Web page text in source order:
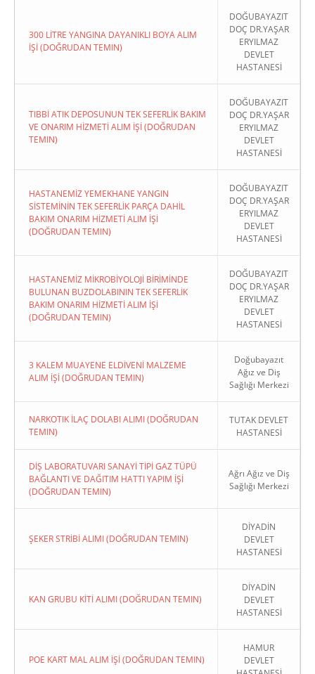
300 LİTRE YANGINA DAYANIKLI BOYA ALIM
İŞİ (DOĞRUDAN TEMIN)
DOĞUBAYAZIT
DOÇ DR.YAŞAR
ERYILMAZ
DEVLET
HASTANESİ
TIBBİ ATIK DEPOSUNUN TEK SEFERLİK BAKIM
VE ONARIM HİZMETİ ALIM İŞİ (DOĞRUDAN
TEMIN)
DOĞUBAYAZIT
DOÇ DR.YAŞAR
ERYILMAZ
DEVLET
HASTANESİ
HASTANEMİZ YEMEKHANE YANGIN
SİSTEMİNİN TEK SEFERLİK PARÇA DAHİL
BAKIM ONARIM HİZMETİ ALIM İŞİ
(DOĞRUDAN TEMIN)
DOĞUBAYAZIT
DOÇ DR.YAŞAR
ERYILMAZ
DEVLET
HASTANESİ
HASTANEMİZ MİKROBİYOLOJİ BİRİMİNDE
BULUNAN BUZDOLABININ TEK SEFERLİK
BAKIM ONARIM HİZMETİ ALIM İŞİ
(DOĞRUDAN TEMIN)
DOĞUBAYAZIT
DOÇ DR.YAŞAR
ERYILMAZ
DEVLET
HASTANESİ
3 KALEM MUAYENE ELDİVENİ MALZEME
ALIM İŞİ (DOĞRUDAN TEMIN)
Doğubayazıt
Ağız ve Diş
Sağlığı Merkezi
NARKOTIK İLAÇ DOLABI ALIMI (DOĞRUDAN
TEMIN)
TUTAK DEVLET
HASTANESİ
DİŞ LABORATUVARI SANAYİ TİPİ GAZ TÜPÜ
BAĞLANTI VE DAĞITIM HATTI YAPIM İŞİ
(DOĞRUDAN TEMIN)
Ağrı Ağız ve Diş
Sağlığı Merkezi
ŞEKER STRİBİ ALIMI (DOĞRUDAN TEMIN)
DİYADİN
DEVLET
HASTANESİ
KAN GRUBU KİTİ ALIMI (DOĞRUDAN TEMIN)
DİYADİN
DEVLET
HASTANESİ
POE KART MAL ALIM İŞİ (DOĞRUDAN TEMIN)
HAMUR
DEVLET